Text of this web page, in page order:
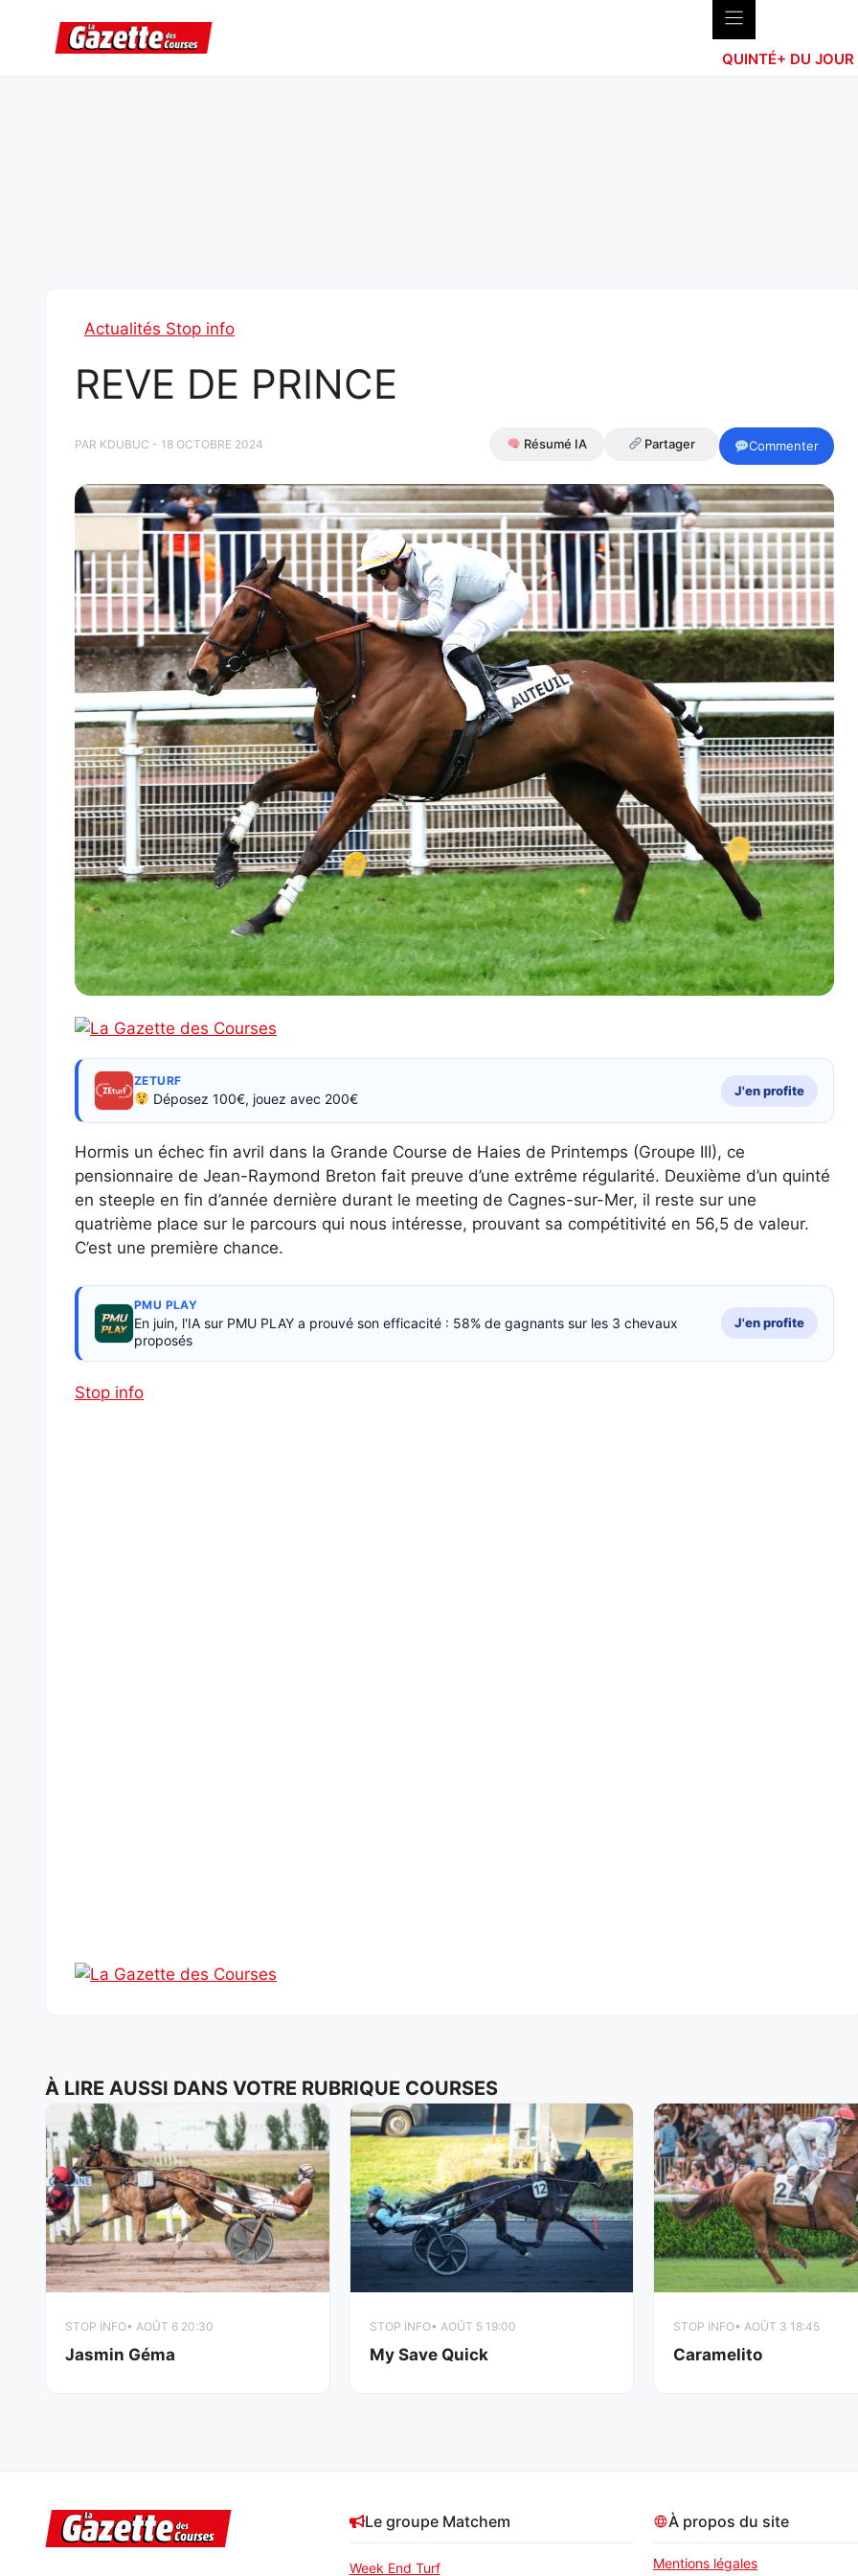
contenu
QUINTÉ+ DU JOUR
Actualités Stop info
REVE DE PRINCE
PAR KDUBUC - 18 OCTOBRE 2024 Résumé IA Partager Commenter
ZETURF
Déposez 100€, jouez avec 200€
J'en profite
Hormis un échec fin avril dans la Grande Course de Haies de Printemps (Groupe III), ce
pensionnaire de Jean-Raymond Breton fait preuve d’une extrême régularité. Deuxième d’un quinté
en steeple en fin d’année dernière durant le meeting de Cagnes-sur-Mer, il reste sur une
quatrième place sur le parcours qui nous intéresse, prouvant sa compétitivité en 56,5 de valeur.
C’est une première chance.
PMU PLAY
En juin, l'IA sur PMU PLAY a prouvé son efficacité : 58% de gagnants sur les 3 chevaux
proposés
J'en profite
Stop info
À LIRE AUSSI DANS VOTRE RUBRIQUE COURSES
STOP INFO• AOÛT 6 20:30
Jasmin Géma
STOP INFO• AOÛT 5 19:00
My Save Quick
STOP INFO• AOÛT 3 18:45
Caramelito
Le groupe Matchem
Week End Turf
À propos du site
Mentions légales